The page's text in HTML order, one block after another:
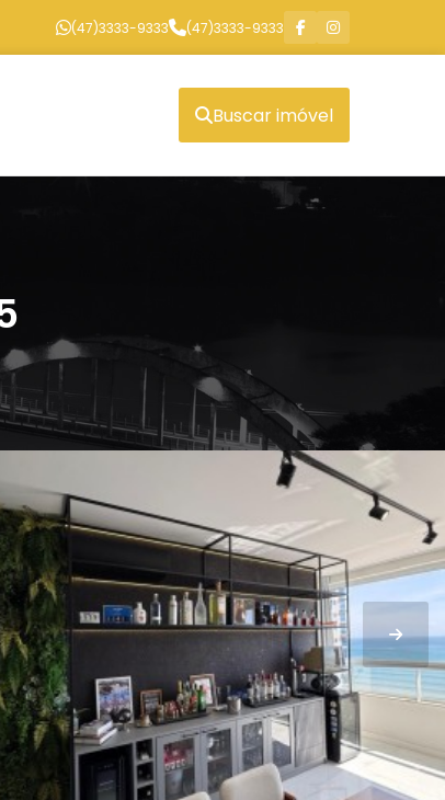
(47)3333-9333 (47)3333-9333
Buscar imóvel